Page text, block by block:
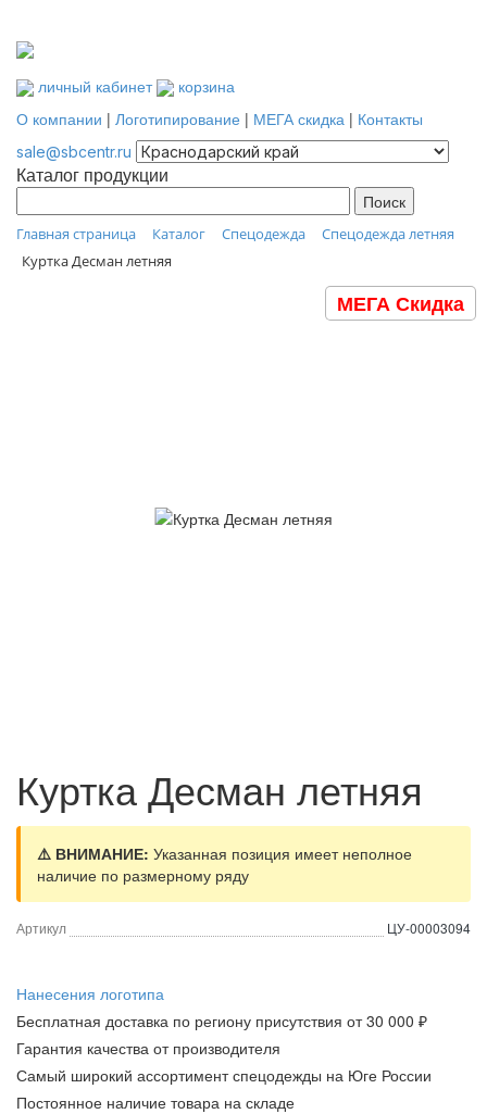
личный кабинет
корзина
О компании | Логотипирование | МЕГА скидка | Контакты
sale@sbcentr.ru
Каталог продукции
Главная страница Каталог Спецодежда
Спецодежда летняя
Куртка Десман летняя
МЕГА Скидка
Куртка Десман летняя
⚠️ ВНИМАНИЕ: Указанная позиция имеет неполное
наличие по размерному ряду
Артикул ЦУ-00003094
Нанесения логотипа
Бесплатная доставка по региону присутствия от 30 000 ₽
Гарантия качества от производителя
Самый широкий ассортимент спецодежды на Юге России
Постоянное наличие товара на складе